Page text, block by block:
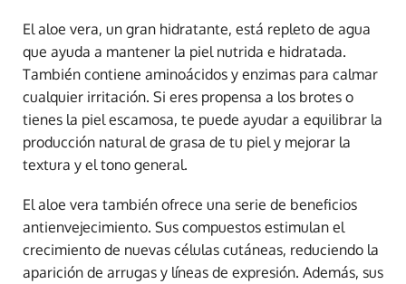
El aloe vera, un gran hidratante, está repleto de agua
que ayuda a mantener la piel nutrida e hidratada.
También contiene aminoácidos y enzimas para calmar
cualquier irritación. Si eres propensa a los brotes o
tienes la piel escamosa, te puede ayudar a equilibrar la
producción natural de grasa de tu piel y mejorar la
textura y el tono general.
El aloe vera también ofrece una serie de beneficios
antienvejecimiento. Sus compuestos estimulan el
crecimiento de nuevas células cutáneas, reduciendo la
aparición de arrugas y líneas de expresión. Además, sus